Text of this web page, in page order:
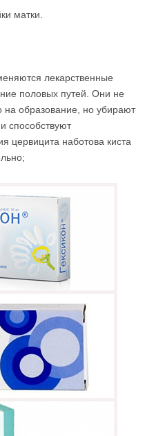
матки.
лекарственные
половых путей. Они не
на образование, но убирают
способствуют
цервицита наботова киста